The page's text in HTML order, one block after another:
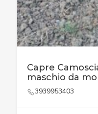
Capre
maschio da
3939953403